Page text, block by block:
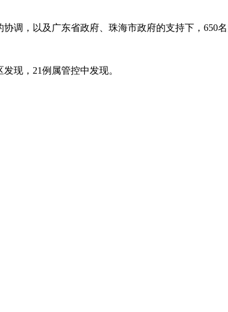
调，以及广东省政府、珠海市政府的支持下，650
现，21例属管控中发现。